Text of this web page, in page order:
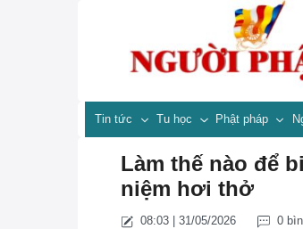
Tin tức Tu học Phật pháp
Làm thế nào để
niệm hơi thở
08:03 | 31/05/2026 0